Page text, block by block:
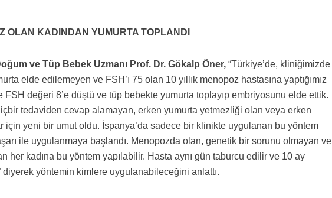
OLAN KADINDAN YUMURTA TOPLANDI
ve Tüp Bebek Uzmanı Prof. Dr. Gökalp Öner, “Türkiye’de, kliniğimizde
elde edilemeyen ve FSH’ı 75 olan 10 yıllık menopoz hastasına yaptığımız
değeri 8’e düştü ve tüp bebekte yumurta toplayıp embriyosunu elde ettik.
tedaviden cevap alamayan, erken yumurta yetmezliği olan veya erken
için yeni bir umut oldu. İspanya’da sadece bir klinikte uygulanan bu yöntem
ile uygulanmaya başlandı. Menopozda olan, genetik bir sorunu olmayan ve
her kadına bu yöntem yapılabilir. Hasta aynı gün taburcu edilir ve 10 ay
diyerek yöntemin kimlere uygulanabileceğini anlattı.